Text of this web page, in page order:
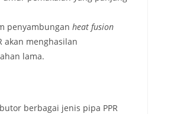
penyambungan heat fusion
akan menghasilan
lama.
berbagai jenis pipa PPR